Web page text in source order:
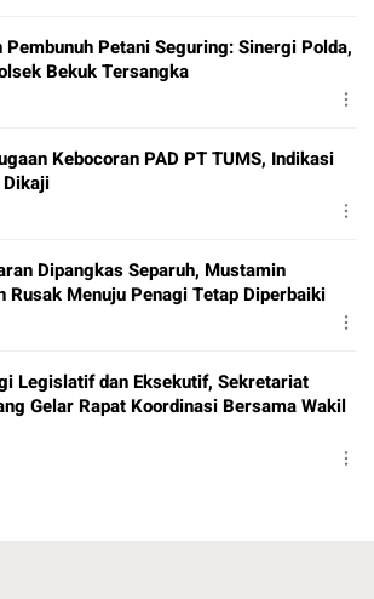
Petani Seguring: Sinergi Polda,
Bekuk Tersangka
Kebocoran PAD PT TUMS, Indikasi
Dipangkas Separuh, Mustamin
Rusak Menuju Penagi Tetap Diperbaiki
Legislatif dan Eksekutif, Sekretariat
Gelar Rapat Koordinasi Bersama Wakil